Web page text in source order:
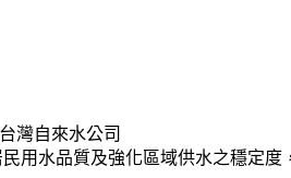
灣自來水公司
用水品質及強化區域供水之穩定